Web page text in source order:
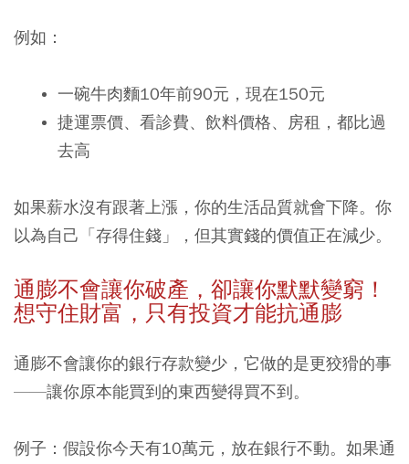
例如：
一碗牛肉麵10年前90元，現在150元
捷運票價、看診費、飲料價格、房租，都比過
去高
如果薪水沒有跟著上漲，你的生活品質就會下降。你
以為自己「存得住錢」，但其實錢的價值正在減少。
通膨不會讓你破產，卻讓你默默變窮！
想守住財富，只有投資才能抗通膨
通膨不會讓你的銀行存款變少，它做的是更狡猾的事
——讓你原本能買到的東西變得買不到。
例子：假設你今天有10萬元，放在銀行不動。如果通